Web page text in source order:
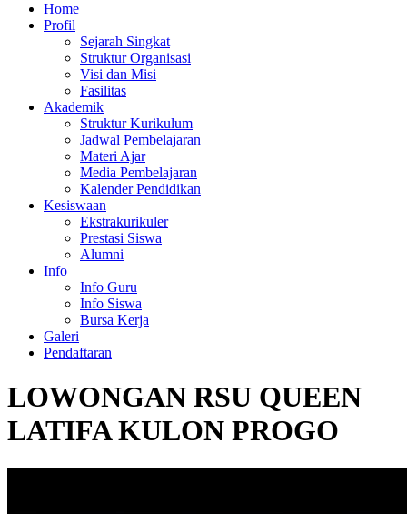
Home
Profil
Sejarah Singkat
Struktur Organisasi
Visi dan Misi
Fasilitas
Akademik
Struktur Kurikulum
Jadwal Pembelajaran
Materi Ajar
Media Pembelajaran
Kalender Pendidikan
Kesiswaan
Ekstrakurikuler
Prestasi Siswa
Alumni
Info
Info Guru
Info Siswa
Bursa Kerja
Galeri
Pendaftaran
LOWONGAN RSU QUEEN
LATIFA KULON PROGO